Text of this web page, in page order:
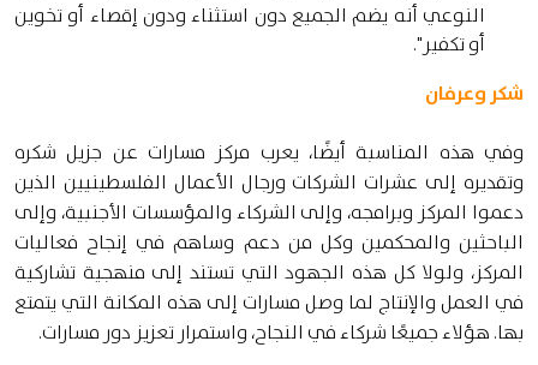
النوعي أنه يضم الجميع دون استثناء ودون إقصاء أو تخوين
أو تكفير".
شكر وعرفان
وفي هذه المناسبة أيضًا، يعرب مركز مسارات عن جزيل شكره
وتقديره إلى عشرات الشركات ورجال الأعمال الفلسطينيين الذين
دعموا المركز وبرامجه، وإلى الشركاء والمؤسسات الأجنبية، وإلى
الباحثين والمحكمين وكل من دعم وساهم في إنجاح فعاليات
المركز، ولولا كل هذه الجهود التي تستند إلى منهجية تشاركية
في العمل والإنتاج لما وصل مسارات إلى هذه المكانة التي يتمتع
بها. هؤلاء جميعًا شركاء في النجاح، واستمرار تعزيز دور مسارات.